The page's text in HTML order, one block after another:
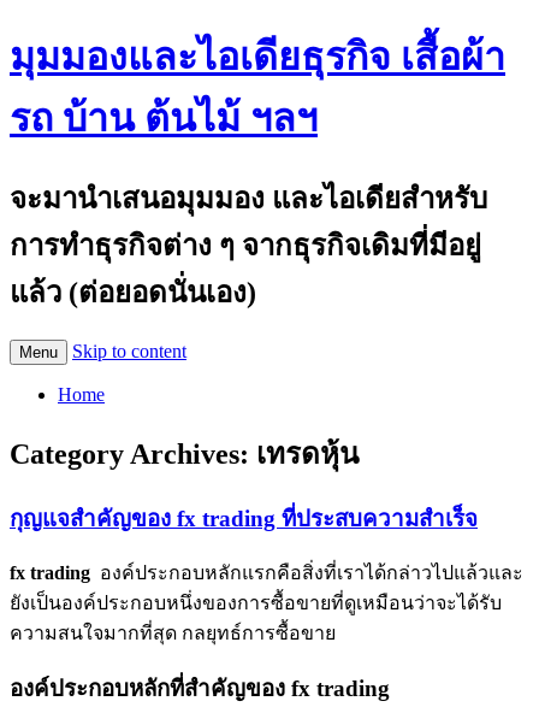
มุมมองและไอเดียธุรกิจ เสื้อผ้า
รถ บ้าน ต้นไม้ ฯลฯ
จะมานำเสนอมุมมอง และไอเดียสำหรับ
การทำธุรกิจต่าง ๆ จากธุรกิจเดิมที่มีอยู่
แล้ว (ต่อยอดนั่นเอง)
Menu Skip to content
Home
Category Archives: เทรดหุ้น
กุญแจสำคัญของ fx trading ที่ประสบความสำเร็จ
fx trading องค์ประกอบหลักแรกคือสิ่งที่เราได้กล่าวไปแล้วและ
ยังเป็นองค์ประกอบหนึ่งของการซื้อขายที่ดูเหมือนว่าจะได้รับ
ความสนใจมากที่สุด กลยุทธ์การซื้อขาย
องค์ประกอบหลักที่สำคัญของ fx trading